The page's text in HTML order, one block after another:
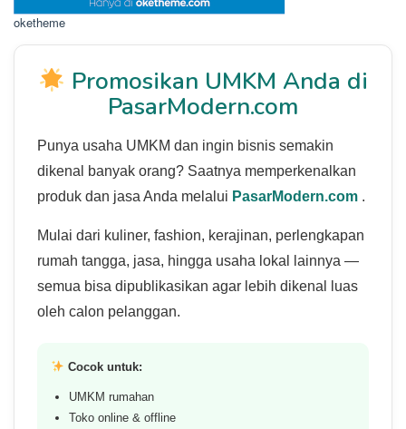
oketheme
Promosikan UMKM Anda di
PasarModern.com
Punya usaha UMKM dan ingin bisnis semakin
dikenal banyak orang? Saatnya memperkenalkan
produk dan jasa Anda melalui PasarModern.com .
Mulai dari kuliner, fashion, kerajinan, perlengkapan
rumah tangga, jasa, hingga usaha lokal lainnya —
semua bisa dipublikasikan agar lebih dikenal luas
oleh calon pelanggan.
Cocok untuk:
UMKM rumahan
Toko online & offline